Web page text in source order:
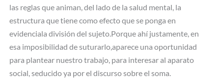
las reglas que animan, del lado de la salud mental, la
estructura que tiene como efecto que se ponga en
evidenciala división del sujeto.Porque ahí justamente, en
esa imposibilidad de suturarlo,aparece una oportunidad
para plantear nuestro trabajo, para interesar al aparato
social, seducido ya por el discurso sobre el soma.